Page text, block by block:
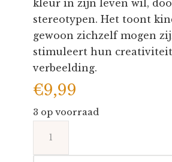
kleur in zijn leven wil,
stereotypen. Het toont
gewoon zichzelf mogen
stimuleert hun
verbeelding.
€9,99
3 op voorraad
kartonnen